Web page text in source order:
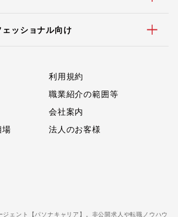
ッショナル向け
利用規約
職業紹介の範囲等
会社案内
場
法人のお客様
ジェント【パソナキャリア】。非公開求人や転職ノウハウ